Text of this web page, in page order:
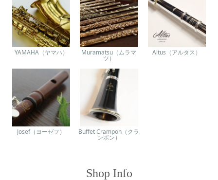
YAMAHA（ヤマハ） Muramatsu（ムラマ
ツ）
Altus（アルタス）
Josef（ヨーゼフ） Buffet Crampon（クラ
ンポン）
Shop Info